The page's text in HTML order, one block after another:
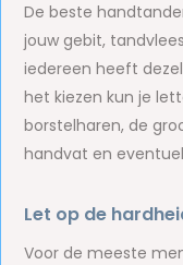
De beste
jouw gebit,
iedereen heeft
het kiezen kun je
borstelharen, de
handvat en
Let op de
Voor de meeste